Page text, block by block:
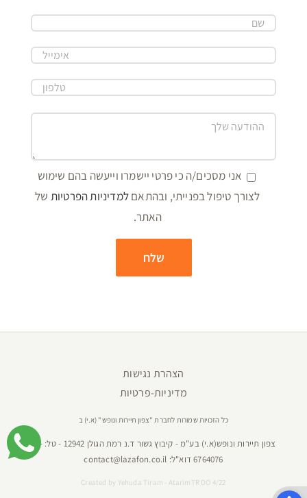
אני מסכים/ה כי פרטי יישמרו וייעשה בהם שימוש
לצורך טיפול בפנייתי, ובהתאםלמדיניות הפרטיות של
האתר.
הצהרת נגישות
מדיניות-פרטיות
כל הזכויות שמורות לחברת "צפון תיירות ונופש" (א.י) ב
צפון תיירות ונופש(א.י) בע"מ - קיבוץ גשור ד.נ רמת הגולן 12942 - טל:
04-
6764076דוא"ל: contact@lazafon.co.il
Created by Yehuda Tiram - AtarimTR DO 4/22